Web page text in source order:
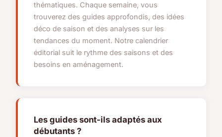
thématiques. Chaque semaine, vous
trouverez des guides approfondis, des idées
déco de saison et des analyses sur les
tendances du moment. Notre calendrier
éditorial suit le rythme des saisons et des
besoins en aménagement.
Les guides sont-ils adaptés aux
débutants ?